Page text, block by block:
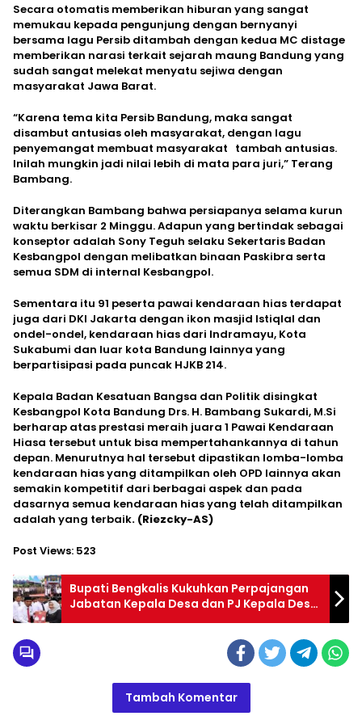
Secara otomatis memberikan hiburan yang sangat
memukau kepada pengunjung dengan bernyanyi
bersama lagu Persib ditambah dengan kedua MC distage
memberikan narasi terkait sejarah maung Bandung yang
sudah sangat melekat menyatu sejiwa dengan
masyarakat Jawa Barat.
“Karena tema kita Persib Bandung, maka sangat
disambut antusias oleh masyarakat, dengan lagu
penyemangat membuat masyarakat tambah antusias.
Inilah mungkin jadi nilai lebih di mata para juri,” Terang
Bambang.
Diterangkan Bambang bahwa persiapanya selama kurun
waktu berkisar 2 Minggu. Adapun yang bertindak sebagai
konseptor adalah Sony Teguh selaku Sekertaris Badan
Kesbangpol dengan melibatkan binaan Paskibra serta
semua SDM di internal Kesbangpol.
Sementara itu 91 peserta pawai kendaraan hias terdapat
juga dari DKI Jakarta dengan ikon masjid Istiqlal dan
ondel-ondel, kendaraan hias dari Indramayu, Kota
Sukabumi dan luar kota Bandung lainnya yang
berpartisipasi pada puncak HJKB 214.
Kepala Badan Kesatuan Bangsa dan Politik disingkat
Kesbangpol Kota Bandung Drs. H. Bambang Sukardi, M.Si
berharap atas prestasi meraih juara 1 Pawai Kendaraan
Hiasa tersebut untuk bisa mempertahankannya di tahun
depan. Menurutnya hal tersebut dipastikan lomba-lomba
kendaraan hias yang ditampilkan oleh OPD lainnya akan
semakin kompetitif dari berbagai aspek dan pada
dasarnya semua kendaraan hias yang telah ditampilkan
adalah yang terbaik. (Riezcky-AS)
Post Views: 523
Bupati Bengkalis Kukuhkan Perpajangan
Jabatan Kepala Desa dan PJ Kepala Desa
dan BPD
Tambah Komentar